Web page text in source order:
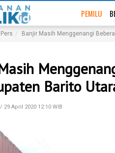
PEMILU
Banjir Masih Menggenangi
Barito
/ 29 April 2020 12:10 WIB